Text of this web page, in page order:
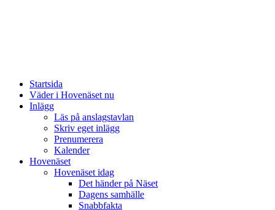
Startsida
Väder i Hovenäset nu
Inlägg
Läs på anslagstavlan
Skriv eget inlägg
Prenumerera
Kalender
Hovenäset
Hovenäset idag
Det händer på Näset
Dagens samhälle
Snabbfakta